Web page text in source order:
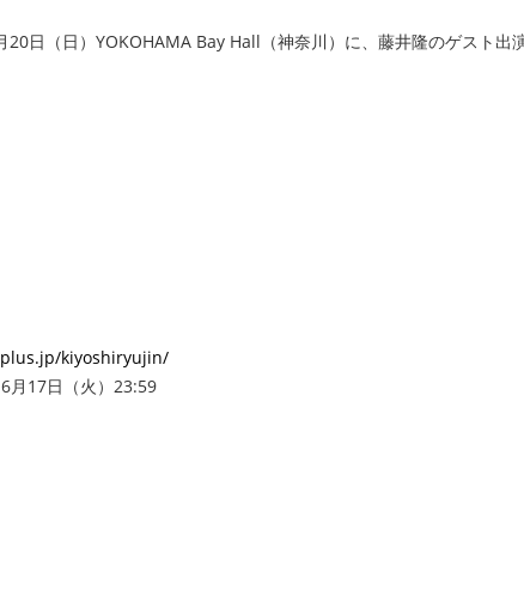
日（日）YOKOHAMA Bay Hall（神奈川）に、藤井隆のゲスト出
kiyoshiryujin/
月17日（⽕）23:59